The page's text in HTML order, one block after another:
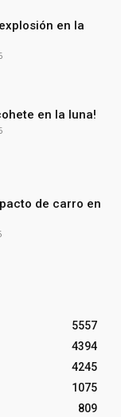
en la
en la luna!
de carro en
5557
4394
4245
1075
809